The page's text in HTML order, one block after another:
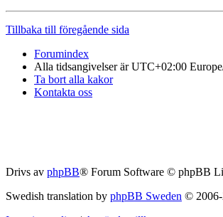
Tillbaka till föregående sida
Forumindex
Alla tidsangivelser är UTC+02:00
Ta bort alla kakor
Kontakta oss
Drivs av phpBB® Forum Software © phpBB
Swedish translation by phpBB Sweden ©